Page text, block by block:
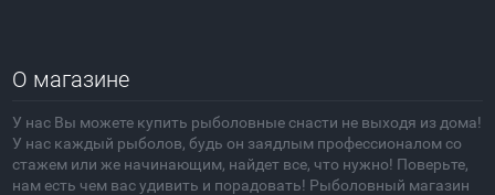
О магазине
У нас Вы можете купить рыболовные снасти не выходя из дома!
У нас каждый рыболов, будь он заядлым профессионалом со
стажем или же начинающим, найдет все, что нужно! Поверьте,
нам есть чем вас удивить и порадовать! Рыболовный магазин